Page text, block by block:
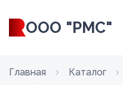
ООО "РМС"
Главная Каталог